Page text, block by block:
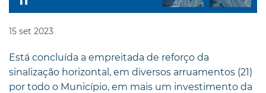
15 set 2023
Está concluída a empreitada de reforço da
sinalização horizontal, em diversos arruamentos (21)
por todo o Município, em mais um investimento da